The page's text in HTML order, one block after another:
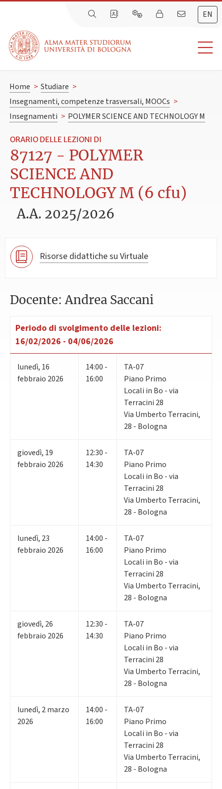
EN
Home > Studiare >
Insegnamenti, competenze trasversali, MOOCs >
Insegnamenti > POLYMER SCIENCE AND TECHNOLOGY M
ORARIO DELLE LEZIONI DI
87127 - POLYMER
SCIENCE AND
TECHNOLOGY M (6 cfu)
A.A. 2025/2026
Risorse didattiche su Virtuale
Docente: Andrea Saccani
Periodo di svolgimento delle lezioni:
16/02/2026 - 04/06/2026
lunedì, 16
febbraio 2026
14:00 -
16:00
TA-07
Piano Primo
Locali in Bo - via
Terracini 28
Via Umberto Terracini,
28 - Bologna
giovedì, 19
febbraio 2026
12:30 -
14:30
TA-07
Piano Primo
Locali in Bo - via
Terracini 28
Via Umberto Terracini,
28 - Bologna
lunedì, 23
febbraio 2026
14:00 -
16:00
TA-07
Piano Primo
Locali in Bo - via
Terracini 28
Via Umberto Terracini,
28 - Bologna
giovedì, 26
febbraio 2026
12:30 -
14:30
TA-07
Piano Primo
Locali in Bo - via
Terracini 28
Via Umberto Terracini,
28 - Bologna
lunedì, 2marzo
2026
14:00 -
16:00
TA-07
Piano Primo
Locali in Bo - via
Terracini 28
Via Umberto Terracini,
28 - Bologna